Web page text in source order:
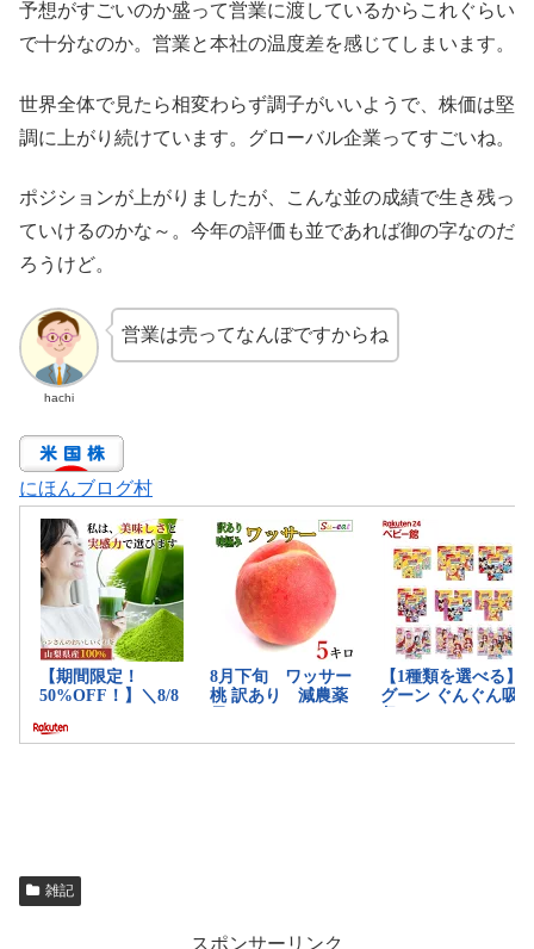
予想がすごいのか盛って営業に渡しているからこれぐらい
で十分なのか。営業と本社の温度差を感じてしまいます。
世界全体で見たら相変わらず調子がいいようで、株価は堅
調に上がり続けています。グローバル企業ってすごいね。
ポジションが上がりましたが、こんな並の成績で生き残っ
ていけるのかな～。今年の評価も並であれば御の字なのだ
ろうけど。
hachi
営業は売ってなんぼですからね
にほんブログ村
雑記
スポンサーリンク